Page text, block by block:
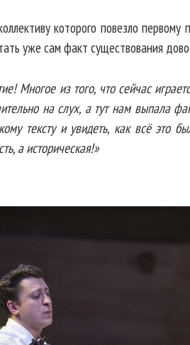
которого повезло первому
уже сам факт существования
Многое из того, что сейчас
на слух, а тут нам выпала
тексту и увидеть, как всё это
а историческая!»